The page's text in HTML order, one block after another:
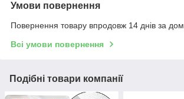
Умови повернення
Повернення товару впродовж 14 днів за
Всі умови повернення
Подібні товари компанії